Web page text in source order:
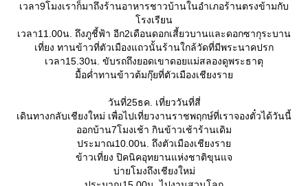
เวลา9โมงเราก็มาถึงร้านอาหารชาวบ้านในอำเภอร้านตรงข้ามกับ
รงเรียน
เวลา11.00น. ถึงภูชี้ฟ้า อีก2เดือนดอกเสี้ยวบานและดอกซากุระบาน
เที่ยง ทานข้าวที่ตัวเมืองแถวนั้นร้านใกล้วัดที่มีพระนาคปรก
เวลา15.30น. ขับรถถึงยอดเขาดอยแม่สลองดูพระธาตุ
มื้อค่ำทานข้าวต้มกุ๊ยที่ตัวเมืองเชียงรา
วันที่25ธค. เที่ยววันที่สี่
เดินทางกลับเชียงใหม่ เพื่อไปเที่ยวงานราชพฤกษ์ที่เราจองตั๋วได้วันนี้
ออกบ้าน7โมงเช้า กินข้าวเช้าร้านเดิม
ประมาณ10.00น. ถึงตัวเมืองเชียงรา
ข้าวเที่ยง ปิคนิคอุทยานแห่งชาติขุนแจ
บ่ายโมงถึงเชียงใหม่